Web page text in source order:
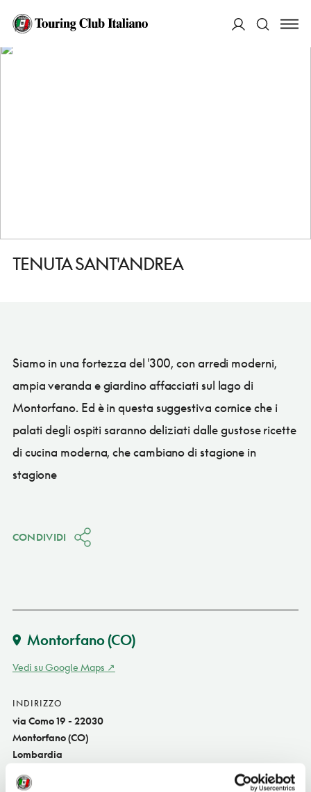
HOME
TENUTA SANT'ANDREA
TENUTA SANT'ANDREA
Siamo in una fortezza del '300, con arredi moderni,
ampia veranda e giardino affacciati sul lago di
Montorfano. Ed è in questa suggestiva cornice che i
palati degli ospiti saranno deliziati dalle gustose ricette
di cucina moderna, che cambiano di stagione in
stagione
CONDIVIDI
Montorfano(CO)
Vedi su Google Maps
INDIRIZZO
via Como 19 - 22030
Montorfano (CO)
Lombardia
SITO WEB